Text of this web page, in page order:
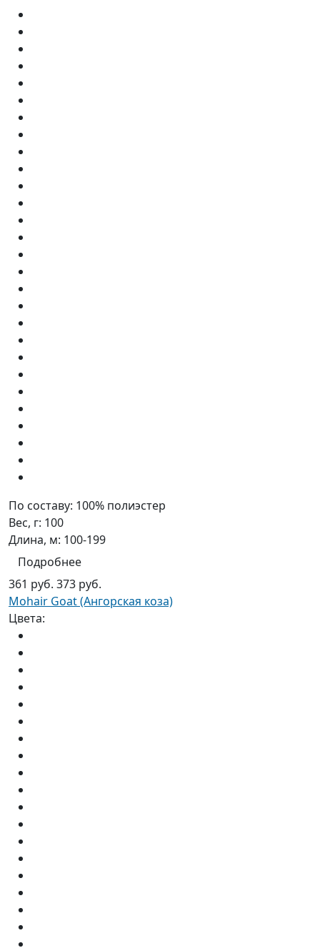
По составу: 100% полиэстер
Вес, г: 100
Длина, м: 100-199
Подробнее
361 руб. 373 руб.
Mohair Goat (Ангорская коза)
Цвета: